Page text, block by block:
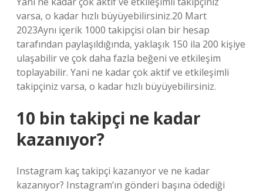
varsa, o kadar hızlı büyüyebilirsiniz.20 Mart
2023Aynı içerik 1000 takipçisi olan bir hesap
tarafından paylaşıldığında, yaklaşık 150 ila 200 kişiye
ulaşabilir ve çok daha fazla beğeni ve etkileşim
toplayabilir. Yani ne kadar çok aktif ve etkileşimli
takipçiniz varsa, o kadar hızlı büyüyebilirsiniz.
10 bin takipçi ne kadar
kazanıyor?
Instagram kaç takipçi kazanıyor ve ne kadar
kazanıyor? Instagram’ın gönderi başına ödediği